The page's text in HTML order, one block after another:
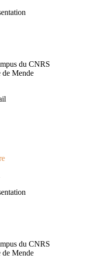
du CNRS
de Mende
du CNRS
de Mende